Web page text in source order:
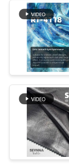
SOBRE
NÓS
DA
FÁBRICA
Tela